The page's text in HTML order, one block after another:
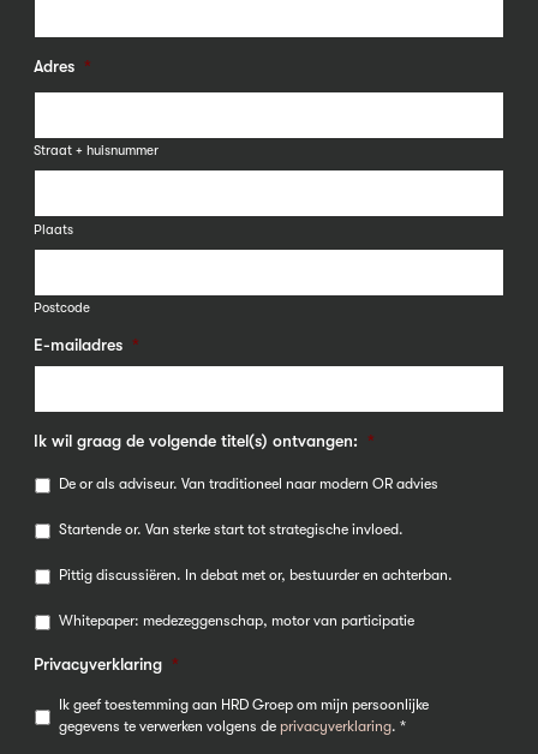
Adres *
Straat + huisnummer
Plaats
Postcode
E-mailadres *
Ik wil graag de volgende titel(s) ontvangen: *
De or als adviseur. Van traditioneel naar modern OR advies
Startende or. Van sterke start tot strategische invloed.
Pittig discussiëren. In debat met or, bestuurder en achterban.
Whitepaper: medezeggenschap, motor van participatie
Privacyverklaring *
Ik geef toestemming aan HRD Groep om mijn persoonlijke
gegevens te verwerken volgens de privacyverklaring. *